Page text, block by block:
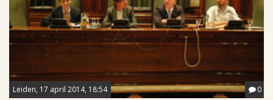
Leiden, 17 april 2014, 18:54 0